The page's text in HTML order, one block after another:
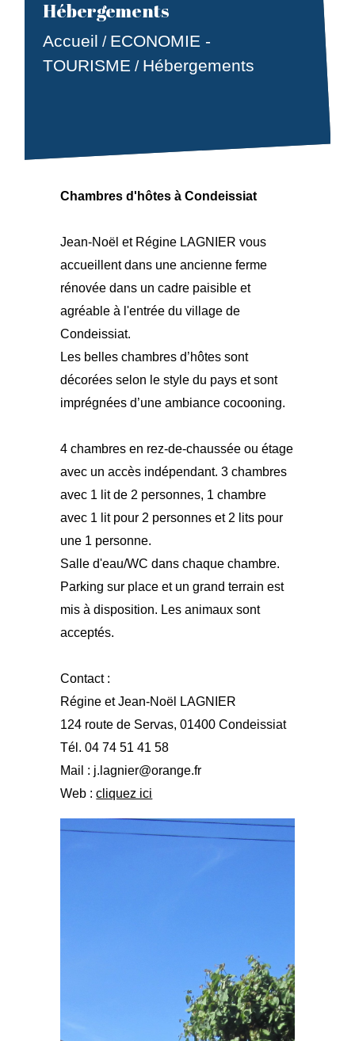
Hébergements
Accueil / ECONOMIE -
TOURISME / Hébergements
Chambres d'hôtes à Condeissiat
Jean-Noël et Régine LAGNIER vous
accueillent dans une ancienne ferme
rénovée dans un cadre paisible et
agréable à l'entrée du village de
Condeissiat.
Les belles chambres d’hôtes sont
décorées selon le style du pays et sont
imprégnées d’une ambiance cocooning.
4 chambres en rez-de-chaussée ou étage
avec un accès indépendant. 3 chambres
avec 1 lit de 2 personnes, 1 chambre
avec 1 lit pour 2 personnes et 2 lits pour
une 1 personne.
Salle d'eau/WC dans chaque chambre.
Parking sur place et un grand terrain est
mis à disposition. Les animaux sont
acceptés.
Contact :
Régine et Jean-Noël LAGNIER
124 route de Servas, 01400 Condeissiat
Tél. 04 74 51 41 58
Mail : j.lagnier@orange.fr
Web :cliquez ici